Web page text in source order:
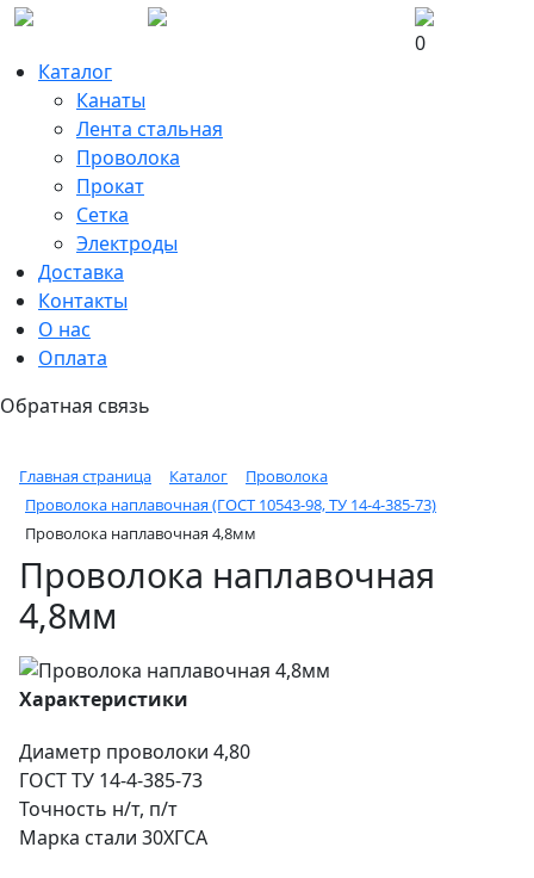
0
Каталог
Канаты
Лента стальная
Проволока
Прокат
Сетка
Электроды
Доставка
Контакты
О нас
Оплата
Обратная связь
Главная страница Каталог
Проволока
Проволока наплавочная (ГОСТ 10543-98, ТУ 14-4-385-73)
Проволока наплавочная 4,8мм
Проволока наплавочная
4,8мм
Характеристики
Диаметр проволоки 4,80
ГОСТТУ 14-4-385-73
Точность н/т, п/т
Марка стали 30ХГСА